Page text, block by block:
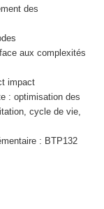
des
aux complexités
impact
: optimisation des
cycle de vie,
: BTP132